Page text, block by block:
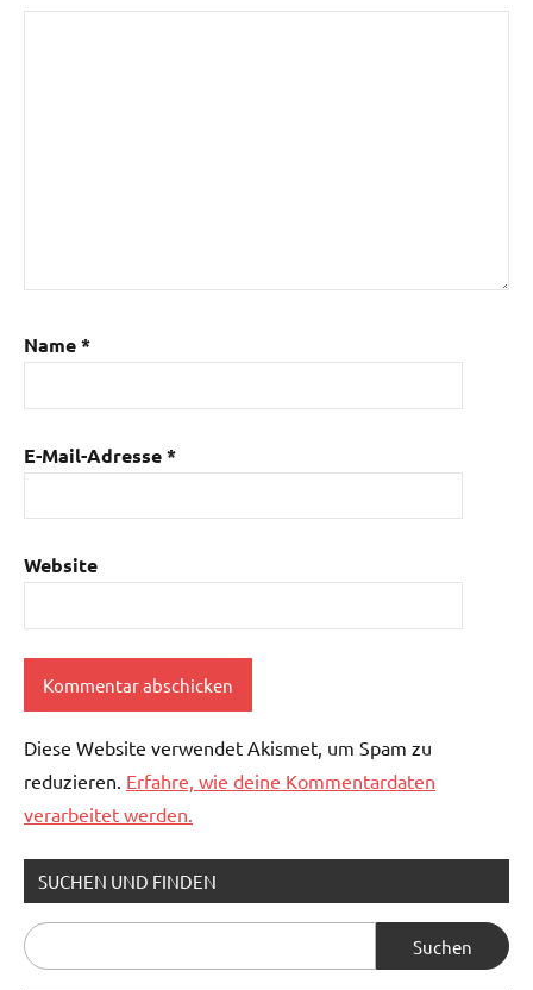
Name*
E-Mail-Adresse*
Website
Diese Website verwendet Akismet, um Spam zu
reduzieren. Erfahre, wie deine Kommentardaten
verarbeitet werden.
SUCHEN UND FINDEN
Suchen
nach: